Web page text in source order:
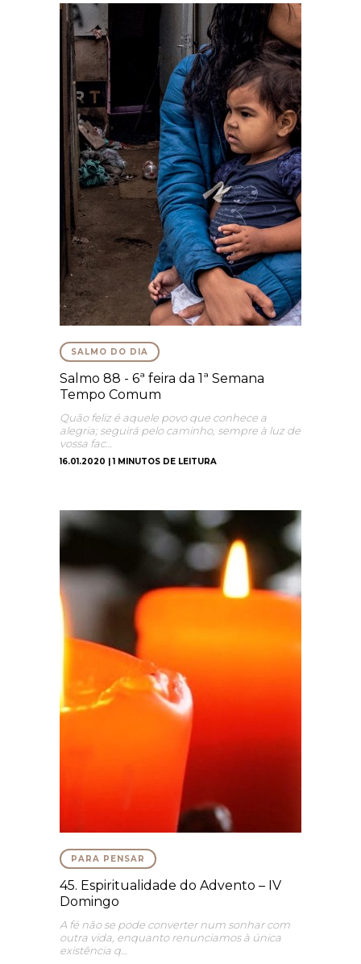
SALMO DO DIA
Salmo 88 - 6ª feira da 1ª Semana
Tempo Comum
Quão feliz é aquele povo que conhece a
alegria; seguirá pelo caminho, sempre à luz de
vossa fac…
16.01.2020 | 1 MINUTOS DE LEITURA
PARA PENSAR
45. Espiritualidade do Advento – IV
Domingo
A fé não se pode converter num sonhar com
outra vida, enquanto renunciamos à única
existência q…